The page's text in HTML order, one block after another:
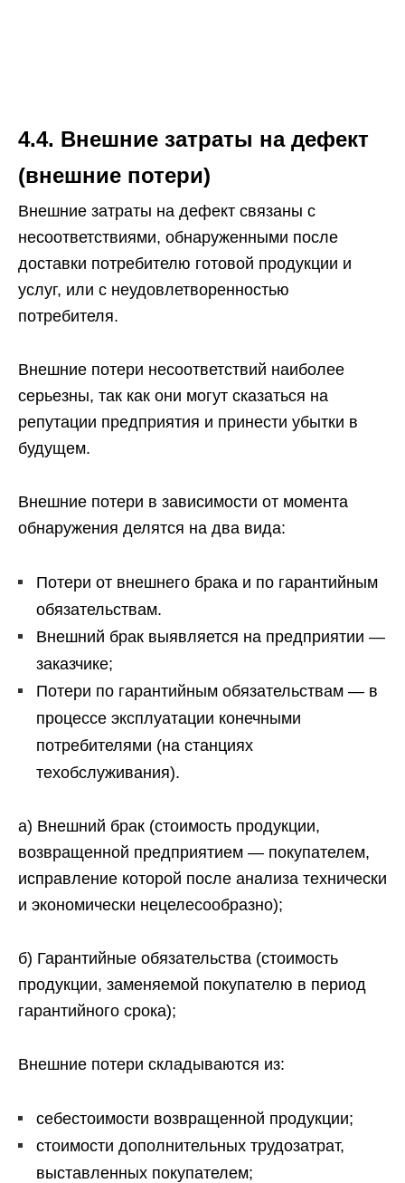
4.4. Внешние затраты на дефект
(внешние потери)
Внешние затраты на дефект связаны с
несоответствиями, обнаруженными после
доставки потребителю готовой продукции и
услуг, или с неудовлетворенностью
потребителя.
Внешние потери несоответствий наиболее
серьезны, так как они могут сказаться на
репутации предприятия и принести убытки в
будущем.
Внешние потери в зависимости от момента
обнаружения делятся на два вида:
Потери от внешнего брака и по гарантийным
обязательствам.
Внешний брак выявляется на предприятии —
заказчике;
Потери по гарантийным обязательствам — в
процессе эксплуатации конечными
потребителями (на станциях
техобслуживания).
а) Внешний брак (стоимость продукции,
возвращенной предприятием — покупателем,
исправление которой после анализа технически
и экономически нецелесообразно);
б) Гарантийные обязательства (стоимость
продукции, заменяемой покупателю в период
гарантийного срока);
Внешние потери складываются из:
себестоимости возвращенной продукции;
стоимости дополнительных трудозатрат,
выставленных покупателем;